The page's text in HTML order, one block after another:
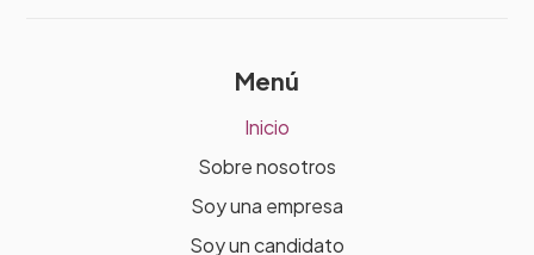
Menú
Inicio
Sobre nosotros
Soy una empresa
Soy un candidato